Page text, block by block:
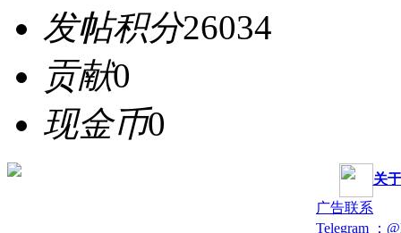
发帖积分26034
贡献0
现金币0
关
广告联系
Telegram ：